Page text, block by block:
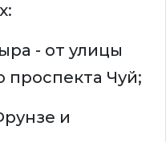
- от улицы
проспекта Чуй;
и